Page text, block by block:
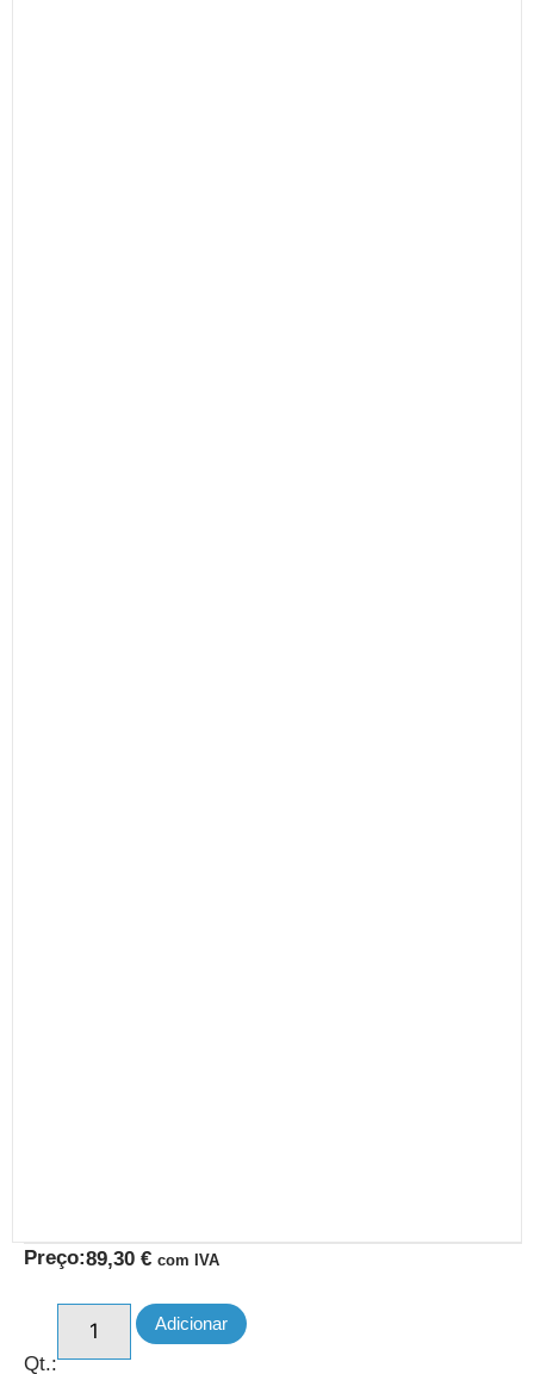
Preço:89,30 € com IVA
Qt.:
Adicionar